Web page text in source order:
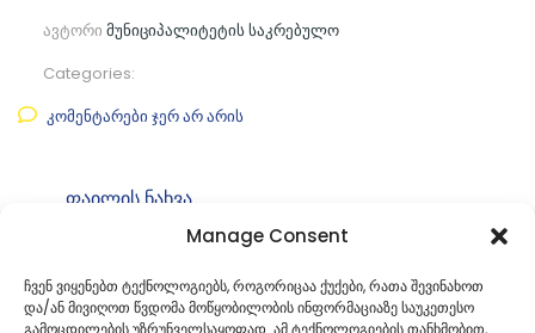
Manage Consent
ჩვენ ვიყენებთ ტექნოლოგიებს, როგორიცაა ქუქები, რათა შევინახოთ
და/ან მივიღოთ წვდომა მოწყობილობის ინფორმაციაზე საუკეთესო
გამოცდილების უზრუნველსაყოფად. ამ ტექნოლოგიების თანხმობით,
ავტორი მუნიციპალიტეტის საკრებულო
Categories:
კომენტარები ჯერ არ არის
ფაილის ნახვა
კატეგორიასაკრებულოს განკარგულებები
ID:გ-49. 49260582